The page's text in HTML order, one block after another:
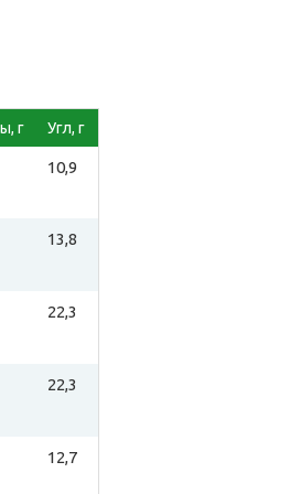
г Угл, г
10,9
13,8
22,3
22,3
12,7